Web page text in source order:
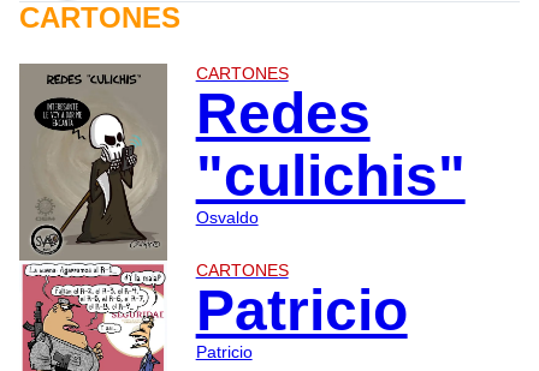
CARTONES
CARTONES
Redes
"culichis"
Osvaldo
CARTONES
Patricio
Patricio